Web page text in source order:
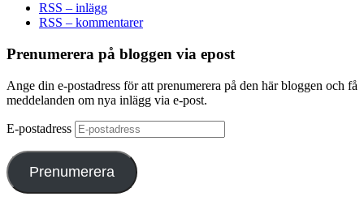
RSS – inlägg
RSS – kommentarer
Prenumerera på bloggen via epost
Ange din e-postadress för att prenumerera på den här bloggen och få
meddelanden om nya inlägg via e-post.
E-postadress
Prenumerera